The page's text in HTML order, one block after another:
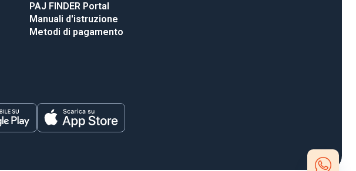
PAJ FINDER Portal
Manuali d'istruzione
Metodi di pagamento